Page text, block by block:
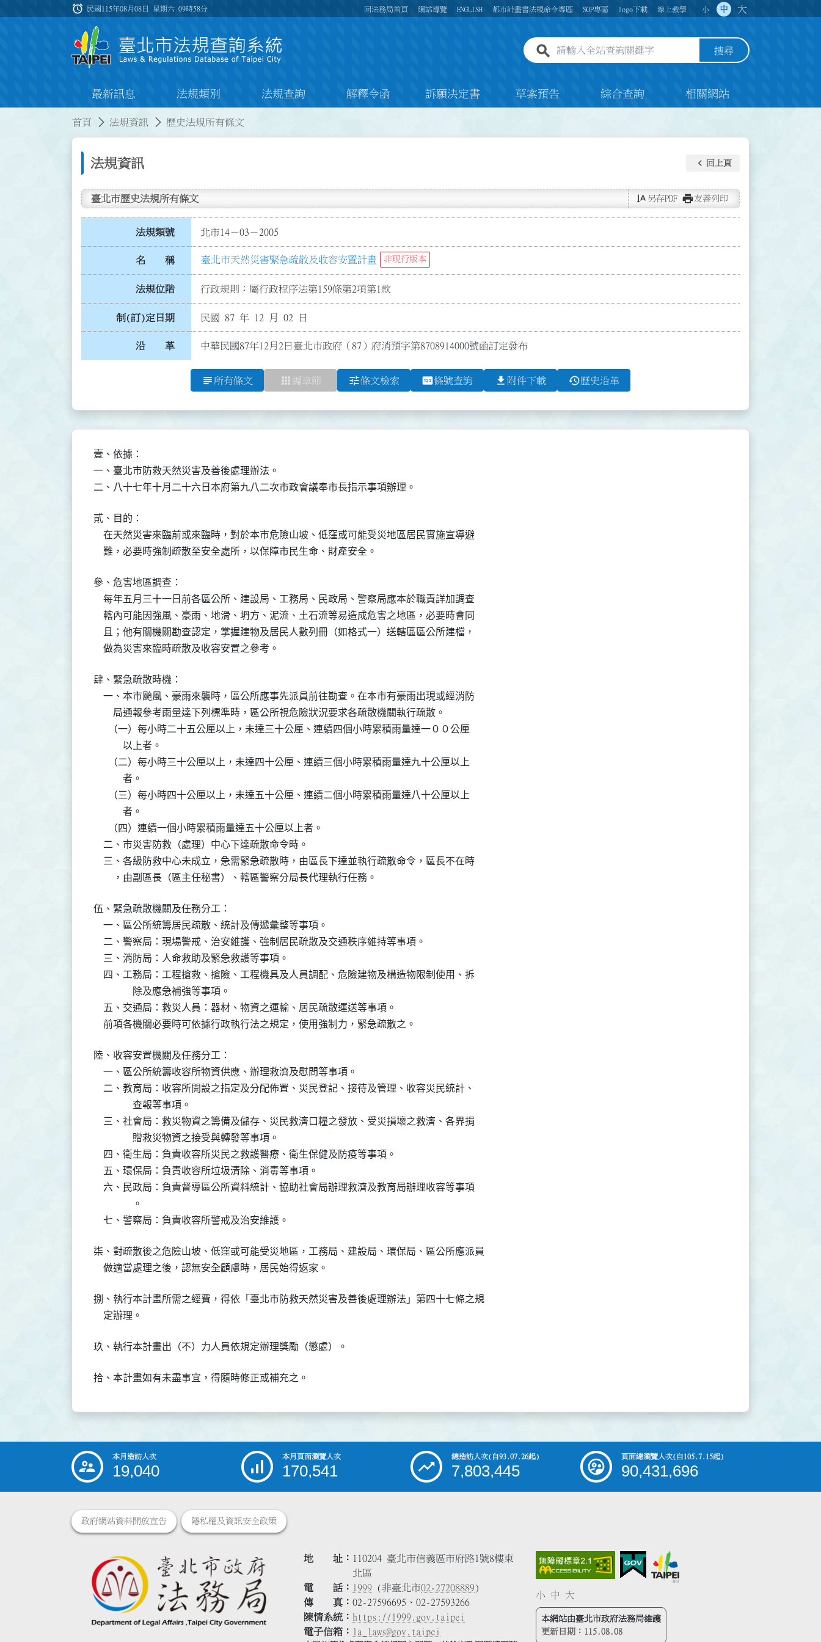
:::
alarm 民國115年08月08日 星期六09時58分 回法務局首頁 網站導覽 ENGLISH 都市計畫書法規命令專區 SOP專區 logo下載 線上教學 小 中 大
全站查詢關鍵字欄位 搜尋
最新訊息 法規類別 法規查詢 解釋令函 訴願決定書 草案預告 綜合查詢 相關網站
首頁 法規資訊 歷史法規所有條文
法規資訊 keyboard_arrow_left 回上頁
臺北市歷史法規所有條文 text_rotate_vertical 另存PDF print友善列印
法規類號 北市14－03－2005
名 稱 臺北市天然災害緊急疏散及收容安置計畫 非現行版本
法規位階 行政規則：屬行政程序法第159條第2項第1款
制(訂)定日期 民國 87 年 12 月 02 日
沿 革 中華民國87年12月2日臺北市政府（87）府消預字第8708914000號函訂定發布
subject 所有條文 apps 編章節 tune條文檢索 pin條號查詢 file_download 附件下載 history歷史沿革
壹、依據：
一、臺北市防救天然災害及善後處理辦法。
二、八十七年十月二十六日本府第九八二次市政會議奉市長指示事項辦理。
貳、目的：
    在天然災害來臨前或來臨時，對於本市危險山坡、低窪或可能受災地區居民實施宣導避
    難，必要時強制疏散至安全處所，以保障市民生命、財產安全。
參、危害地區調查：
    每年五月三十一日前各區公所、建設局、工務局、民政局、警察局應本於職責詳加調查
    轄內可能因強風、豪雨、地滑、坍方、泥流、土石流等易造成危害之地區，必要時會同
    且；他有關機關勘查認定，掌握建物及居民人數列冊（如格式一）送轄區區公所建檔，
    做為災害來臨時疏散及收容安置之參考。
肆、緊急疏散時機：
    一、本市颱風、豪雨來襲時，區公所應事先派員前往勘查。在本市有豪雨出現或經消防
        局通報參考雨量達下列標準時，區公所視危險狀況要求各疏散機關執行疏散。
      （一）每小時二十五公厘以上，未達三十公厘、連續四個小時累積雨量達一００公厘
            以上者。
      （二）每小時三十公厘以上，未達四十公厘、連續三個小時累積雨量達九十公厘以上
            者。
      （三）每小時四十公厘以上，未達五十公厘、連續二個小時累積雨量達八十公厘以上
            者。
      （四）連續一個小時累積雨量達五十公厘以上者。
    二、市災害防救（處理）中心下達疏散命令時。
    三、各級防救中心未成立，急需緊急疏散時，由區長下達並執行疏散命令，區長不在時
        ，由副區長（區主任秘書）、轄區警察分局長代理執行任務。
伍、緊急疏散機關及任務分工：
    一、區公所統籌居民疏散、統計及傳遞彙整等事項。
    二、警察局：現場警戒、治安維護、強制居民疏散及交通秩序維持等事項。
    三、消防局：人命救助及緊急救護等事項。
    四、工務局：工程搶救、搶險、工程機具及人員調配、危險建物及構造物限制使用、拆
                除及應急補強等事項。
    五、交通局：救災人員：器材、物資之運輸、居民疏散運送等事項。
    前項各機關必要時可依據行政執行法之規定，使用強制力，緊急疏散之。
陸、收容安置機關及任務分工：
    一、區公所統籌收容所物資供應、辦理救濟及慰問等事項。
    二、教育局：收容所開設之指定及分配佈置、災民登記、接待及管理、收容災民統計、
                查報等事項。
    三、社會局：救災物資之籌備及儲存、災民救濟口糧之發放、受災損壞之救濟、各界捐
                贈救災物資之接受與轉發等事項。
    四、衛生局：負責收容所災民之救護醫療、衛生保健及防疫等事項。
    五、環保局：負責收容所垃圾清除、消毒等事項。
    六、民政局：負責督導區公所資料統計、協助社會局辦理救濟及教育局辦理收容等事項
                。
    七、警察局：負責收容所警戒及治安維護。
柒、對疏散後之危險山坡、低窪或可能受災地區，工務局、建設局、環保局、區公所應派員
    做適當處理之後，認無安全顧慮時，居民始得返家。
捌、執行本計畫所需之經費，得依「臺北市防救天然災害及善後處理辦法」第四十七條之規
    定辦理。
玖、執行本計畫出（不）力人員依規定辦理獎勵（懲處）。
拾、本計畫如有未盡事宜，得隨時修正或補充之。
::: 本月造訪人次
19,040
本月頁面瀏覽人次
170,541
總造訪人次(自93.07.26起)
7,803,445
頁面總瀏覽人次(自105.7.15起)
90,431,696
政府網站資料開放宣告 隱私權及資訊安全政策
地 址
110204 臺北市信義區市府路1號8樓東
北區
電 話
1999 (非臺北市02-27208889)
傳 真
02-27596695、02-27593266
陳情系統
https://1999.gov.taipei
電子信箱
la_laws@gov.taipei
小 中 大
本網站由臺北市政府法務局維護
更新日期： 115.08.08